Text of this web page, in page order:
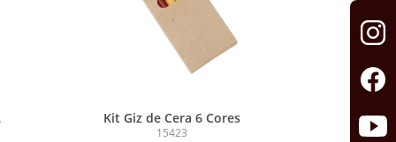
Kit Giz de Cera 6 Cores
15423